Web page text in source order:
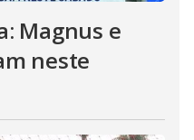
Magnus e
neste